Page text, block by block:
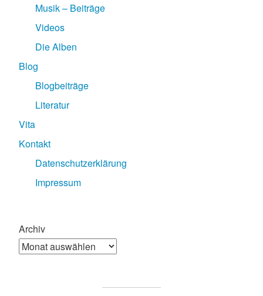
Musik – Beiträge
Videos
Die Alben
Blog
Blogbeiträge
Literatur
Vita
Kontakt
Datenschutzerklärung
Impressum
Archiv